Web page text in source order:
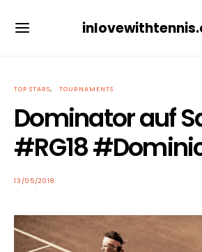
TOP STARS TOURNAMENTS
Dominator auf
#RG18
POSTED
13/05/2018